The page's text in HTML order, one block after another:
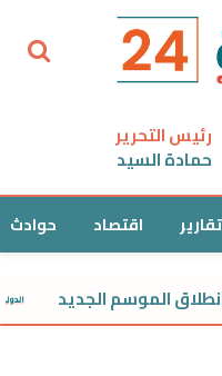
رئيس التحرير
حمادة السيد
تقارير اقتصاد حوادث
الجديد